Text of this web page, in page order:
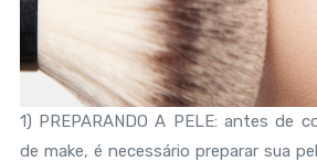
1) PREPARANDO A PELE: antes de
de make, é necessário preparar sua